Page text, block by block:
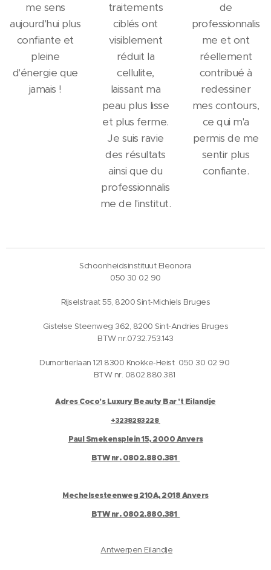
me sens
aujourd'hui plus
confiante et
pleine
d'énergie que
jamais !
traitements
ciblés ont
visiblement
réduit la
cellulite,
laissant ma
peau plus lisse
et plus ferme.
Je suis ravie
des résultats
ainsi que du
professionnalis
me de l'institut.
de
professionnalis
me et ont
réellement
contribué à
redessiner
mes contours,
ce qui m'a
permis de me
sentir plus
confiante.
Schoonheidsinstituut Eleonora
050 30 02 90
Rijselstraat 55, 8200 Sint-Michiels Bruges
Gistelse Steenweg 362, 8200 Sint-Andries Bruges
BTW nr.0732.753.143
Dumortierlaan 121 8300 Knokke-Heist 050 30 02 90
BTW nr. 0802.880.381
Adres Coco's Luxury Beauty Bar 't Eilandje
+3238283228
Paul Smekensplein 15, 2000 Anvers
BTW nr. 0802.880.381
Mechelsesteenweg 210A, 2018 Anvers
BTW nr. 0802.880.381
Antwerpen Eilandje